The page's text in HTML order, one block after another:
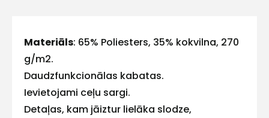
Materiāls: 65% Poliesters, 35% kokvilna, 270
g/m2.
Daudzfunkcionālas kabatas.
Ievietojami ceļu sargi.
Detaļas, kam jāiztur lielāka slodze,